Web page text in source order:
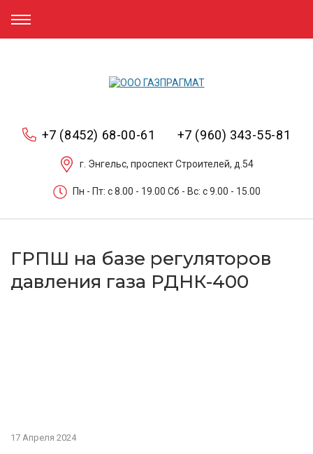
+7 (8452) 68-00-61 +7 (960) 343-55-81
г. Энгельс, проспект Строителей, д.54
Пн - Пт: c 8.00 - 19.00 Сб - Вс: c 9.00 - 15.00
ГРПШ на базе регуляторов
давления газа РДНК-400
17 Апреля 2024